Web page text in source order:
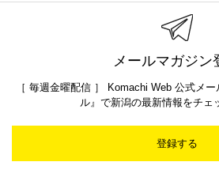
メールマガジン
［ 毎週金曜配信 ］ Komachi Web 公式メ
ル』で新潟の最新情報をチェ
登録する